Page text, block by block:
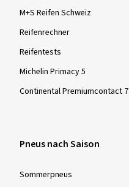
M+S Reifen Schweiz
Reifenrechner
Reifentests
Michelin Primacy 5
Continental Premiumcontact 7
Pneus nach Saison
Sommer­pneus